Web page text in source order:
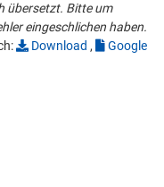
übersetzt. Bitte um
eingeschlichen haben.
Download ,
Google